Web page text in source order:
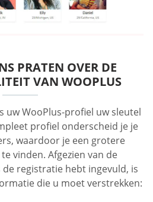
PRATEN OVER DE
VAN WOOPLUS
uw WooPlus-profiel uw sleutel
profiel onderscheid je je
waardoor je een grotere
vinden. Afgezien van de
registratie hebt ingevuld, is
die u moet verstrekken: